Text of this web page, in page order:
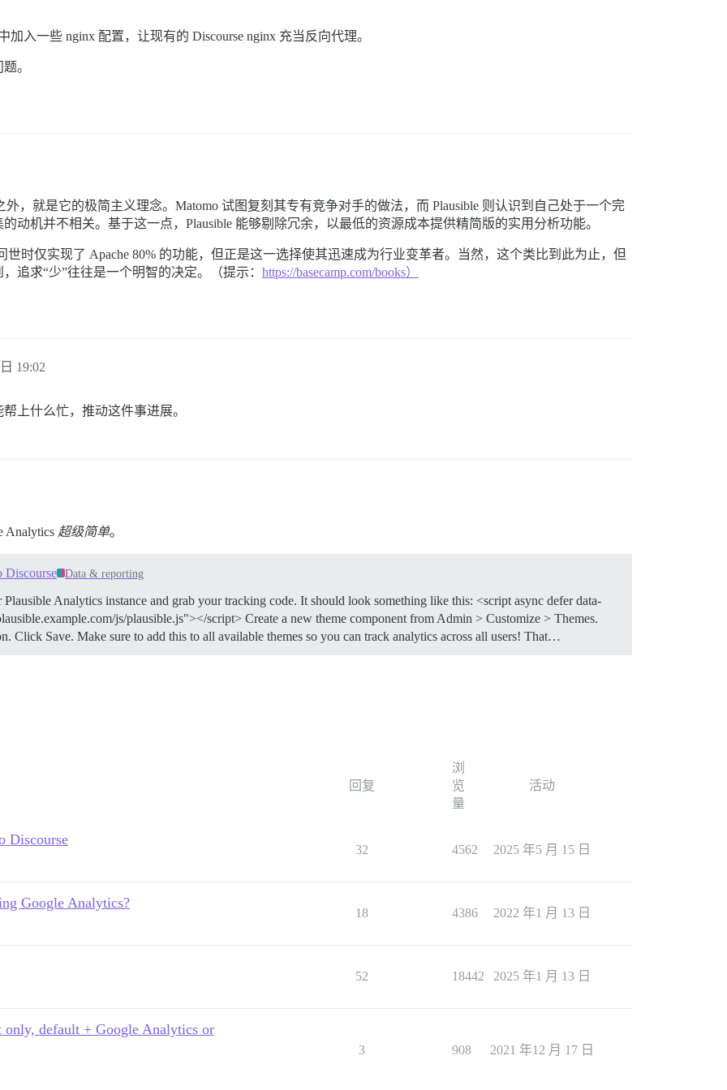
加入一些 nginx 配置，让现有的 Discourse nginx 充当反向代理。
。
，就是它的极简主义理念。Matomo 试图复刻其专有竞争对手的做法，而 Plausible 则认识到自己处于一个完
动机并不相关。基于这一点，Plausible 能够剔除冗余，以最低的资源成本提供精简版的实用分析功能。
世时仅实现了 Apache 80% 的功能，但正是这一选择使其迅速成为行业变革者。当然，这个类比到此为止，但
追求“少”往往是一个明智的决定。（提示： https://basecamp.com/books）
19:02
上什么忙，推动这件事进展。
超级简单。
Discourse Data & reporting
Analytics instance and grab your tracking code. It should look something like this: <script async defer data-
js/plausible.js"></script> Create a new theme component from Admin > Customize > Themes.
Click Save. Make sure to add this to all available themes so you can track analytics across all users! That…
回复
浏
览
量
活动
Discourse
32 4562 2025 年5 月 15 日
Google Analytics?
18 4386 2022 年1 月 13 日
52 18442 2025 年1 月 13 日
only, default + Google Analytics or
3 908 2021 年12 月 17 日